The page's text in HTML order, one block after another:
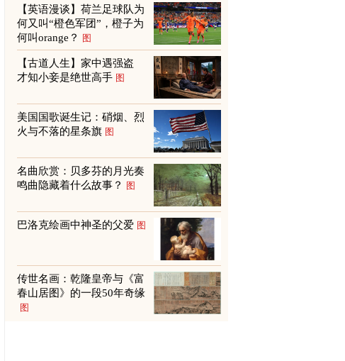
【英语漫谈】荷兰足球队为
何又叫“橙色军团”，橙子为
何叫orange？
图
【古道人生】家中遇强盗
才知小妾是绝世高手 图
美国国歌诞生记：硝烟、烈
火与不落的星条旗 图
名曲欣赏：贝多芬的月光奏
鸣曲隐藏着什么故事？
图
巴洛克绘画中神圣的父爱 图
传世名画：乾隆皇帝与《富
春山居图》的一段50年奇缘
图